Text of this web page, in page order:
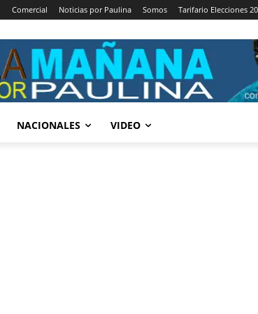
Comercial Noticias por Paulina Somos Tarifario Elecciones
NACIONALES VIDEO